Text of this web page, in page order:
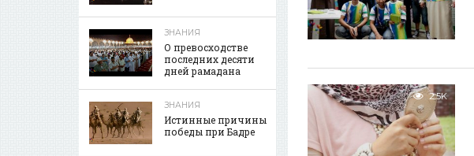
2.5K
ЗНАНИЯ
О превосходстве
последних десяти
дней рамадана
ЗНАНИЯ
Истинные причины
победы при Бадре